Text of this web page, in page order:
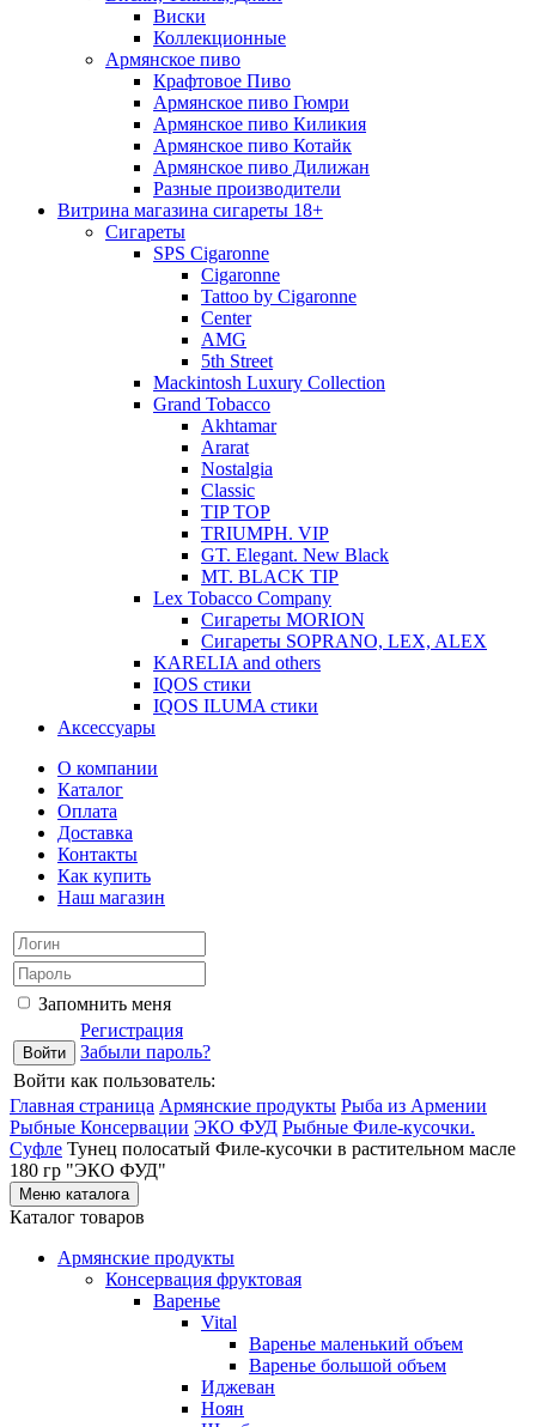
Виски
Коллекционные
Армянское пиво
Крафтовое Пиво
Армянское пиво Гюмри
Армянское пиво Киликия
Армянское пиво Котайк
Армянское пиво Дилижан
Разные производители
Витрина магазина сигареты 18+
Cигареты
SPS Cigaronne
Сigaronne
Tattoo by Cigaronne
Center
AMG
5th Street
Mackintosh Luxury Collection
Grand Tobacco
Akhtamar
Ararat
Nostalgia
Classic
TIP TOP
TRIUMPH. VIP
GT. Elegant. New Black
MT. BLACK TIP
Lex Tobacco Company
Сигареты MORION
Сигареты SOPRANO, LEX, ALEX
KARELIA and others
IQOS стики
IQOS ILUMA стики
Аксессуары
О компании
Каталог
Оплата
Доставка
Контакты
Как купить
Наш магазин
Запомнить меня
Регистрация
Забыли пароль?
Войти как пользователь:
Главная страница Армянские продукты Рыба из Армении
Рыбные Консервации ЭКО ФУД Рыбные Филе-кусочки.
Суфле Тунец полосатый Филе-кусочки в растительном масле
180 гр "ЭКО ФУД"
Меню каталога
Каталог товаров
Армянские продукты
Консервация фруктовая
Варенье
Vital
Варенье маленький объем
Варенье большой объем
Иджеван
Ноян